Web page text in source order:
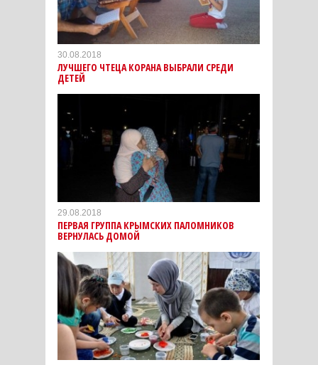
30.08.2018
ЛУЧШЕГО ЧТЕЦА КОРАНА ВЫБРАЛИ СРЕДИ
ДЕТЕЙ
29.08.2018
ПЕРВАЯ ГРУППА КРЫМСКИХ ПАЛОМНИКОВ
ВЕРНУЛАСЬ ДОМОЙ